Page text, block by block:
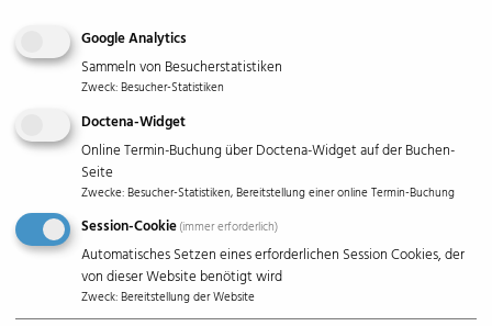
Google Analytics
Sammeln von Besucherstatistiken
Zweck:Besucher-Statistiken
Doctena-Widget
Online Termin-Buchung über Doctena-Widget auf der Buchen-
Seite
Zwecke:Besucher-Statistiken, Bereitstellung einer online Termin-Buchung
Session-Cookie(immer erforderlich)
Automatisches Setzen eines erforderlichen Session Cookies, der
von dieser Website benötigt wird
Zweck:Bereitstellung der Website